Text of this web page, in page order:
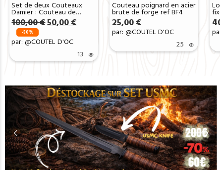
Set de deux Couteaux
Damier : Couteau de
Chasse + Couteau de
poche lame en Acier
Damas 256 Couches ref
DAM101
100,00€Le
prix
initial
était :
100,00 €.
50,00 €Le
prix
50,00 €.
-50%
par: @COUTEL D'OC
13
Couteau poignard en acier
brute de forge ref BF4
25,00 €
par: @COUTEL D'OC
25